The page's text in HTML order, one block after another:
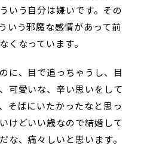
いう自分は嫌いです。その
いう邪魔な感情があって前
くなっています。
に、目で追っちゃうし、目
可愛いな、辛い思いをして
そばにいたかったなと思っ
どいい歳なので結婚して
な、痛々しいと思います。